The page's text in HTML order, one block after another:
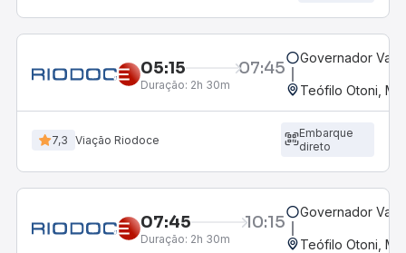
05:15 07:45
Duração: 2h 30m
Governador
Teófilo Otoni, MG
7,3 Viação Riodoce
Embarque
direto
07:45 10:15
Duração: 2h 30m
Governador
Teófilo Otoni, MG